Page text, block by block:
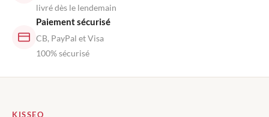
livré dès le lendemain
Paiement sécurisé
CB, PayPal et Visa
100% sécurisé
KISSEO